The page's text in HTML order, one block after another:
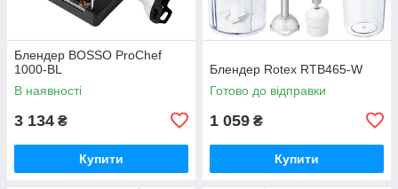
Блендер BOSSO ProChef
1000-BL
В наявності
3 134 ₴
Купити
Блендер Rotex RTB465-W
Готово до відправки
1 059 ₴
Купити